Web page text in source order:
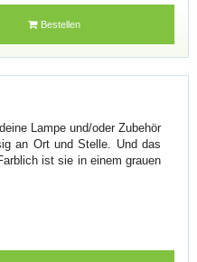
Bestellen
Lampe und/oder Zubehör
an Ort und Stelle. Und das
ist sie in einem grauen